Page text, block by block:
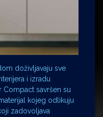
doživljavaju sve
i izradu
Compact savršen su
kojeg odlikuju
zadovoljava